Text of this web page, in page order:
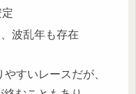
波乱年も存在
すいレースだが、